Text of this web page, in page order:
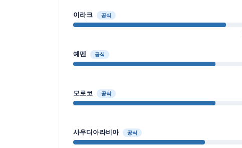
이라크 공식
예멘 공식
모로코 공식
사우디아라비아 공식